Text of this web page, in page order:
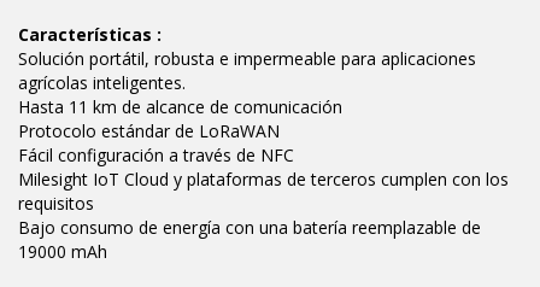
Características :
Solución portátil, robusta e impermeable para aplicaciones
agrícolas inteligentes.
Hasta 11 km de alcance de comunicación
Protocolo estándar de LoRaWAN
Fácil configuración a través de NFC
Milesight IoT Cloud y plataformas de terceros cumplen con los
requisitos
Bajo consumo de energía con una batería reemplazable de
19000 mAh